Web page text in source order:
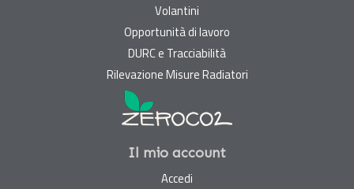
Volantini
Opportunità di lavoro
DURC e Tracciabilità
Rilevazione Misure Radiatori
Il mio account
Accedi